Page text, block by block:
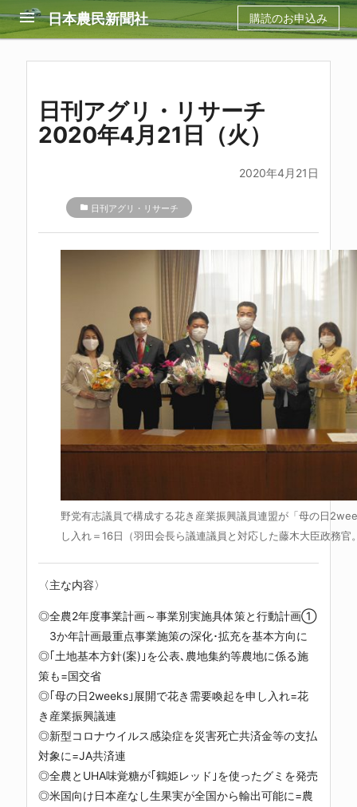
menu 日本農民新聞社 購読のお申込み
日刊アグリ・リサーチ
2020年4月21日（火）
2020年4月21日
folder 日刊アグリ・リサーチ
野党有志議員で構成する花き産業振興議員連盟が「母の日
し入れ＝16日（羽田会長ら議連議員と対応した藤木大臣政務官
〈主な内容〉
◎全農2年度事業計画～事業別実施具体策と行動計画①
3か年計画最重点事業施策の深化･拡充を基本方向に
◎｢土地基本方針(案)｣を公表､農地集約等農地に係る施
策も=国交省
◎｢母の日2weeks｣展開で花き需要喚起を申し入れ=花
き産業振興議連
◎新型コロナウイルス感染症を災害死亡共済金等の支払
対象に=JA共済連
◎全農とUHA味覚糖が｢鶴姫レッド｣を使ったグミを発売
◎米国向け日本産なし生果実が全国から輸出可能に=農